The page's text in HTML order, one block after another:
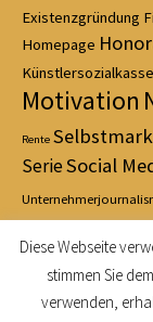
Existenzgründung
Homepage
Künstlersozialkasse
Motivation
Rente
SerieSocial
© 2021 Fit für
Diese Webseite
stimmen Sie
verwenden,